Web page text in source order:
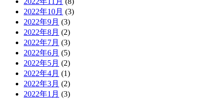
2022年10月 (3)
2022年9月 (3)
2022年8月 (2)
2022年7月 (3)
2022年6月 (5)
2022年5月 (2)
2022年4月 (1)
2022年3月 (2)
2022年1月 (3)